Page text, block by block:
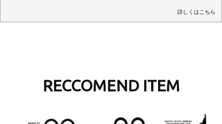
詳しくはこちら
RECCOMEND ITEM